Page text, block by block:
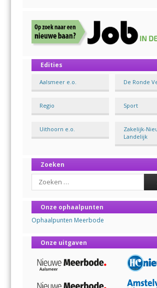
Edities
Aalsmeer e.o. De Ronde
Regio Sport
Uithoorn e.o.
Zakelijk-
Landelijk
Zoeken
Search
Onze ophaalpunten
Ophaalpunten Meerbode
Onze uitgaven